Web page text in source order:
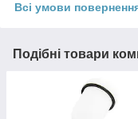
Всі умови
Подібні товари